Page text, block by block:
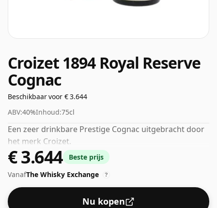
Croizet 1894 Royal Reserve
Cognac
Beschikbaar voor € 3.644
ABV:40%Inhoud:75cl
Een zeer drinkbare Prestige Cognac uitgebracht door
het merk Croizet.
€ 3.644
Beste prijs
VanafThe Whisky Exchange ?
Nu kopen